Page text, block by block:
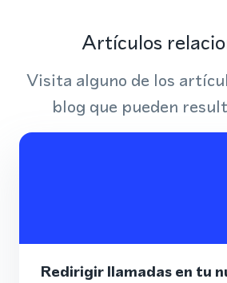
Artículos
Visita alguno de los
blog que pueden
Redirigir llamadas en tu